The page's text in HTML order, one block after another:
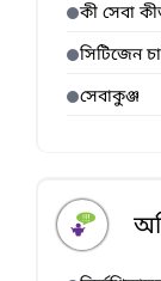
কী সেবা
সিটিজেন
সেবাকুঞ্জ